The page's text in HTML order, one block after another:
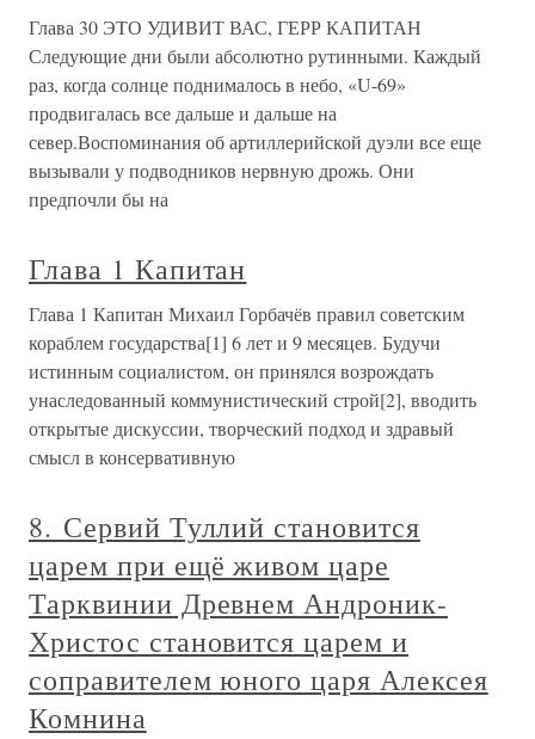
Глава 30 ЭТО УДИВИТ ВАС, ГЕРР КАПИТАН
Следующие дни были абсолютно рутинными. Каждый
раз, когда солнце поднималось в небо, «U-69»
продвигалась все дальше и дальше на
север.Воспоминания об артиллерийской дуэли все еще
вызывали у подводников нервную дрожь. Они
предпочли бы на
Глава 1 Капитан
Глава 1 Капитан Михаил Горбачёв правил советским
кораблем государства[1] 6 лет и 9 месяцев. Будучи
истинным социалистом, он принялся возрождать
унаследованный коммунистический строй[2], вводить
открытые дискуссии, творческий подход и здравый
смысл в консервативную
8. Сервий Туллий становится
царем при ещё живом царе
Тарквинии Древнем Андроник-
Христос становится царем и
соправителем юного царя Алексея
Комнина